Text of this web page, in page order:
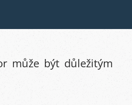
může být důležitým